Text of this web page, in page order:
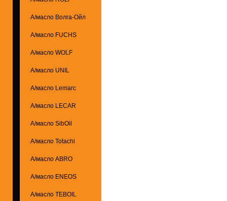
А/масло Волга-Ойл
А/масло FUCHS
А/масло WOLF
А/масло UNIL
А/масло Lemarc
А/масло LECAR
А/масло SibOil
А/масло Totachi
А/масло ABRO
А/масло ENEOS
А/масло TEBOIL